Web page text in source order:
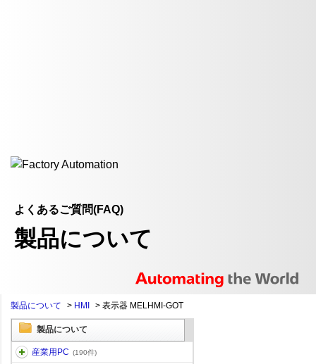
よくあるご質問(FAQ)
製品について
製品について > HMI > 表示器 MELHMI-GOT
製品について
産業用PC (190件)